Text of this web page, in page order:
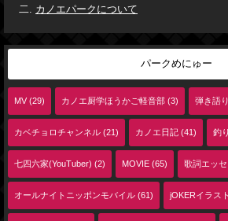
カノエパークについて
パークめにゅー
MV (29) カノエ厨学ほうかご軽音部 (3) 弾き語
カベチョロチャンネル (21) カノエ日記 (41) 釣
七四六家(YouTuber) (2) MOVIE (65) 歌詞エッ
オールナイトニッポンモバイル (61) jOKERイラス